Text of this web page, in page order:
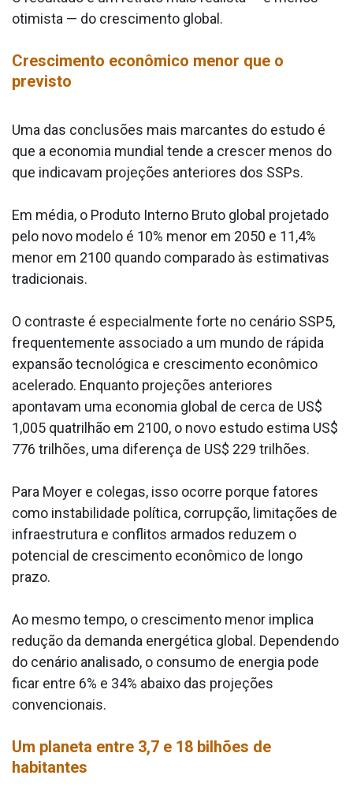
otimista — do crescimento global.
Crescimento econômico menor que o
previsto
Uma das conclusões mais marcantes do estudo é
que a economia mundial tende a crescer menos do
que indicavam projeções anteriores dos SSPs.
Em média, o Produto Interno Bruto global projetado
pelo novo modelo é 10% menor em 2050 e 11,4%
menor em 2100 quando comparado às estimativas
tradicionais.
O contraste é especialmente forte no cenário SSP5,
frequentemente associado a um mundo de rápida
expansão tecnológica e crescimento econômico
acelerado. Enquanto projeções anteriores
apontavam uma economia global de cerca de US$
1,005 quatrilhão em 2100, o novo estudo estima US$
776 trilhões, uma diferença de US$ 229 trilhões.
Para Moyer e colegas, isso ocorre porque fatores
como instabilidade política, corrupção, limitações de
infraestrutura e conflitos armados reduzem o
potencial de crescimento econômico de longo
prazo.
Ao mesmo tempo, o crescimento menor implica
redução da demanda energética global. Dependendo
do cenário analisado, o consumo de energia pode
ficar entre 6% e 34% abaixo das projeções
convencionais.
Um planeta entre 3,7 e 18 bilhões de
habitantes